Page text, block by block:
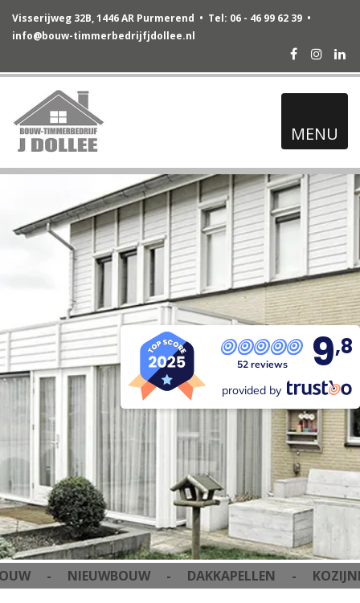
Visserijweg 32B, 1446 AR Purmerend • Tel: 06 - 46 99 62 39 •
info@bouw-timmerbedrijfjdollee.nl
Facebook
MENU
52 reviews 9,8
provided by
- NIEUWBOUW - DAKKAPELLEN -